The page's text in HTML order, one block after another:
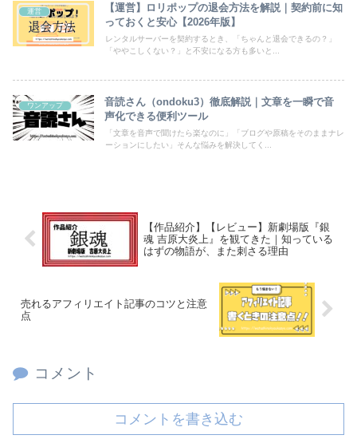
運営
【運営】ロリポップの退会方法を解説｜契約前に知
っておくと安心【2026年版】
レンタルサーバーを契約するとき、「ちゃんと退会できるの？」
「ややこしくない？」と不安になる方も多いと...
ワンアップ
音読さん（ondoku3）徹底解説｜文章を一瞬で音
声化できる便利ツール
「文章を音声で聞けたら楽なのに」「ブログや原稿をそのままナレ
ーションにしたい」そんな悩みを解決してく...
【作品紹介】【レビュー】新劇場版『銀
魂 吉原大炎上』を観てきた｜知っている
はずの物語が、また刺さる理由
売れるアフィリエイト記事のコツと注意
点
コメント
コメントを書き込む